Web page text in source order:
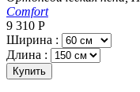
Comfort
9 310 Р
Ширина :
Длина :
Купить